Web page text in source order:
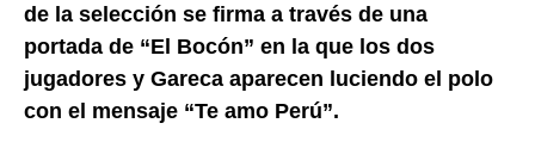
de la selección se firma a través de una
portada de “El Bocón” en la que los dos
jugadores y Gareca aparecen luciendo el polo
con el mensaje “Te amo Perú”.